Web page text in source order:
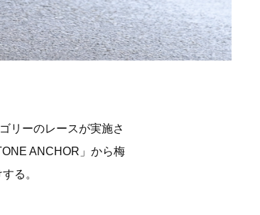
リーのレースが実施さ
ANCHOR」から梅
る。